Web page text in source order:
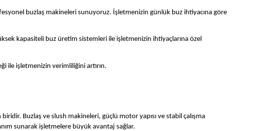
buzlaş makineleri sunuyoruz. İşletmenizin günlük buz ihtiyacına göre
kapasiteli buz üretim sistemleri ile işletmenizin ihtiyaçlarına özel
ile işletmenizin verimliliğini artırın.
Buzlaş ve slush makineleri, güçlü motor yapısı ve stabil çalışma
sunarak işletmelere büyük avantaj sağlar.